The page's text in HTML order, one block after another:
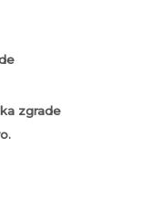
zgrade